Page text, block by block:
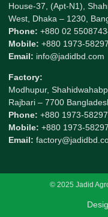
House-37, (Apt-N1),
West, Dhaka – 1230,
Phone: +880 02
Mobile: +880 1973-
Email: info@jadidbd.com
Factory:
Modhupur,
Rajbari – 7700
Phone: +880 1973-
Mobile: +880 1973-
Email:
© 2025 Jadid